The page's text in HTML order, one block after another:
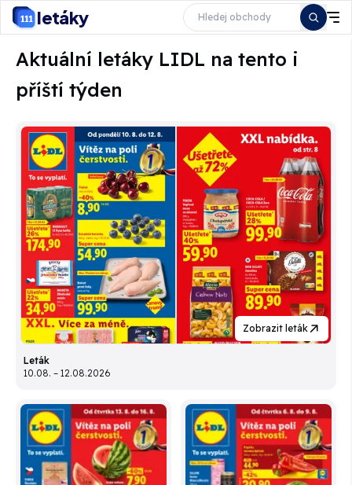
letáky
Aktuální letáky LIDL na tento i
příští týden
Zobrazit leták
Leták
10.08. – 12.08.2026